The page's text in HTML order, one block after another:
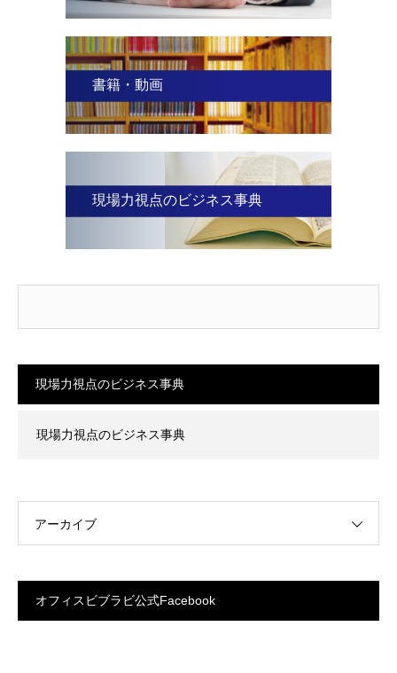
書籍・動画
現場力視点のビジネス事典
現場力視点のビジネス事典
現場力視点のビジネス事典
アーカイブ
オフィスビブラビ公式Facebook